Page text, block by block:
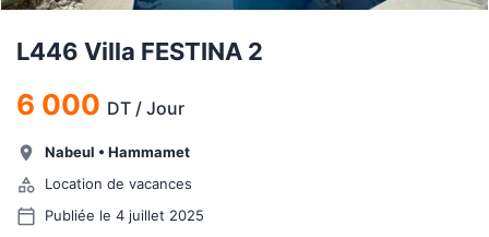
L446 Villa FESTINA 2
6 000 DT / Jour
Nabeul • Hammamet
Location de vacances
Publiée le 4 juillet 2025